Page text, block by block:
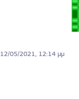
12/05/2021, 12:14 μμ